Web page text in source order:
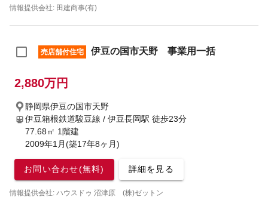
情報提供会社: 田建商事(有)
売店舗付住宅 伊豆の国市天野 事業用一括
2,880万円
静岡県伊豆の国市天野
伊豆箱根鉄道駿豆線 / 伊豆長岡駅 徒歩23分
77.68㎡ 1階建
2009年1月(築17年8ヶ月)
お問い合わせ(無料) 詳細を見る
情報提供会社: ハウスドゥ 沼津原 (株)ゼットン